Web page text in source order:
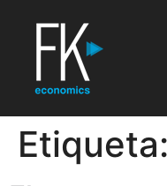
Etiqueta: